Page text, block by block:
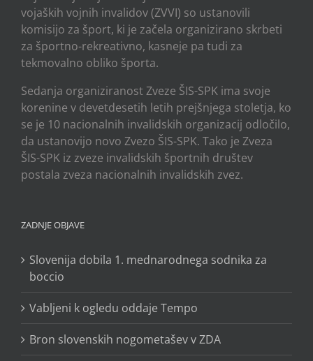
vojaških vojnih invalidov (ZVVI) so ustanovili
komisijo za šport, ki je začela organizirano skrbeti
za športno-rekreativno, kasneje pa tudi za
tekmovalno obliko športa.
Sedanja organiziranost Zveze ŠIS-SPK ima svoje
korenine v devetdesetih letih prejšnjega stoletja, ko
se je 10 nacionalnih invalidskih organizacij odločilo,
da ustanovijo novo Zvezo ŠIS-SPK. Tako je Zveza
ŠIS-SPK iz zveze invalidskih športnih društev
postala zveza nacionalnih invalidskih zvez.
ZADNJE OBJAVE
Slovenija dobila 1. mednarodnega sodnika za
boccio
Vabljeni k ogledu oddaje Tempo
Bron slovenskih nogometašev v ZDA